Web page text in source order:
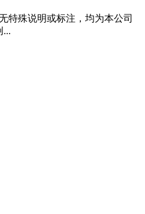
特殊说明或标注，均为本公司
...